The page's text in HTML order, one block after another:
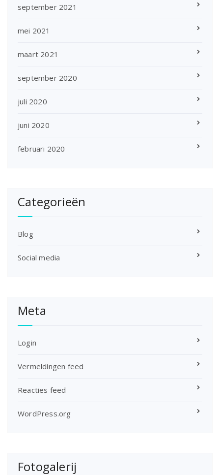
september 2021
mei 2021
maart 2021
september 2020
juli 2020
juni 2020
februari 2020
Categorieën
Blog
Social media
Meta
Login
Vermeldingen feed
Reacties feed
WordPress.org
Fotogalerij